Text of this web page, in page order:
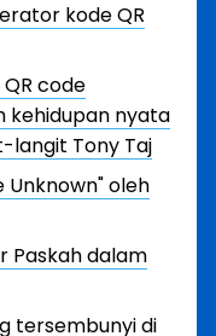
kode QR
code
kehidupan nyata
langit Tony Taj
oleh
Paskah dalam
tersembunyi di